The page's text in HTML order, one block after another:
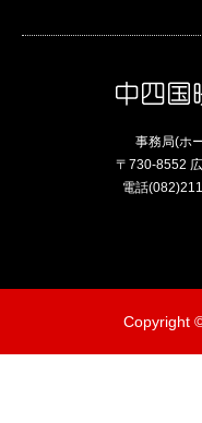
事務局(ホ
〒730-8552
電話
Copyright